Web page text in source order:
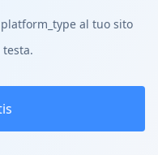
al tuo sito